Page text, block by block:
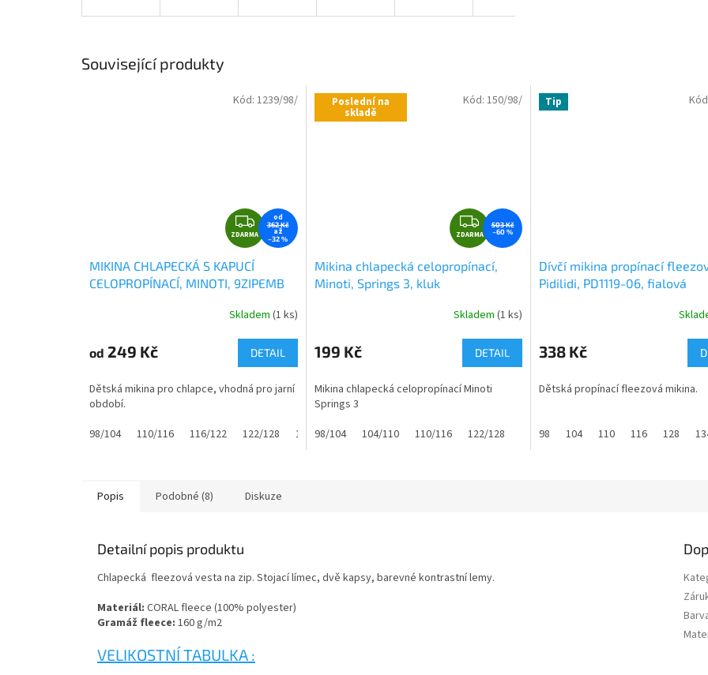
Související produkty
Z
D
A
R
A
ZDARMA
od
362 Kč
až
–32 %
MIKINA CHLAPECKÁ S KAPUCÍ
CELOPROPÍNACÍ, MINOTI, 9ZIPEMB
Skladem (1 ks)
od 249 Kč DETAIL
Dětská mikina pro chlapce, vhodná pro jarní
období.
98/104
110/116 116/122 122/128 128/134 134/140 140/146 146/152 158/164
Kód: 1239/98/ Poslední na
skladě
Z
D
R
A
ZDARMA
503 Kč
–60 %
Mikina chlapecká celopropínací,
Minoti, Springs 3, kluk
Skladem (1 ks)
199 Kč DETAIL
Mikina chlapecká celopropínací Minoti
Springs 3
98/104
104/110 110/116 122/128
Kód: 150/98/ Tip
Dívčí mikina propínací
Pidilidi, PD1119-06, fialová
338 Kč
Dětská propínací fleezová mikina.
98 104 110 116 128
Popis Podobné (8) Diskuze
Detailní popis produktu
Chlapecká fleezová vesta na zip. Stojací límec, dvě kapsy, barevné kontrastní lemy.
Materiál: CORAL fleece (100% polyester)
Gramáž fleece: 160 g/m2
VELIKOSTNÍ TABULKA :